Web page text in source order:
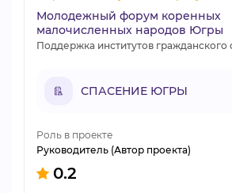
Молодежный форум коренных
малочисленных народов Югры
Поддержка институтов гражданского
СПАСЕНИЕ ЮГРЫ
Роль в проекте
Руководитель (Автор проекта)
0.2